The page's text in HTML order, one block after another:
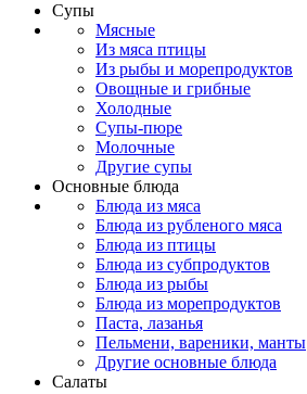
Супы
Мясные
Из мяса птицы
Из рыбы и морепродуктов
Овощные и грибные
Холодные
Супы-пюре
Молочные
Другие супы
Основные блюда
Блюда из мяса
Блюда из рубленого мяса
Блюда из птицы
Блюда из субпродуктов
Блюда из рыбы
Блюда из морепродуктов
Паста, лазанья
Пельмени, вареники, манты
Другие основные блюда
Салаты